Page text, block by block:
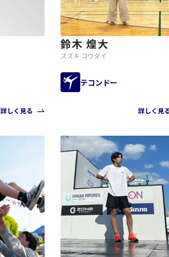
詳しく見る
鈴木 煌大
スズキ コウダイ
テコンドー
詳しく見